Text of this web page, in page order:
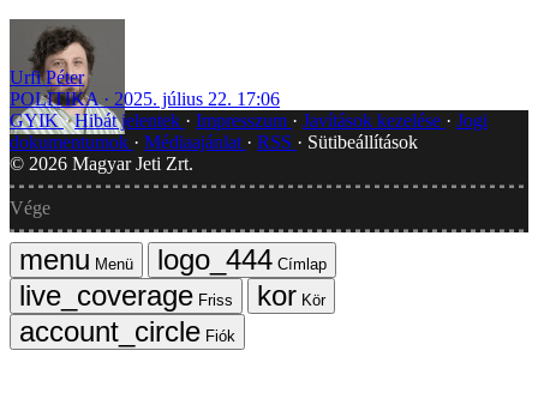
Urfi Péter
POLITIKA
2025. július 22. 17:06
GYIK Hibát jelentek Impresszum Javítások kezelése
Jogi
dokumentumok
Médiaajánlat RSS
Sütibeállítások
© 2026 Magyar Jeti Zrt.
Vége
Menü
Címlap
Friss
Kör
Fiók